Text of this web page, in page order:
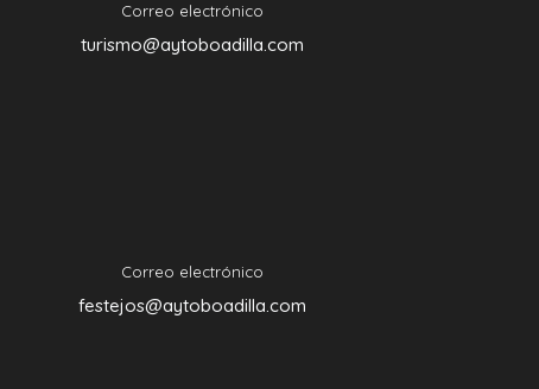
Correo electrónico
turismo@aytoboadilla.com
Correo electrónico
festejos@aytoboadilla.com